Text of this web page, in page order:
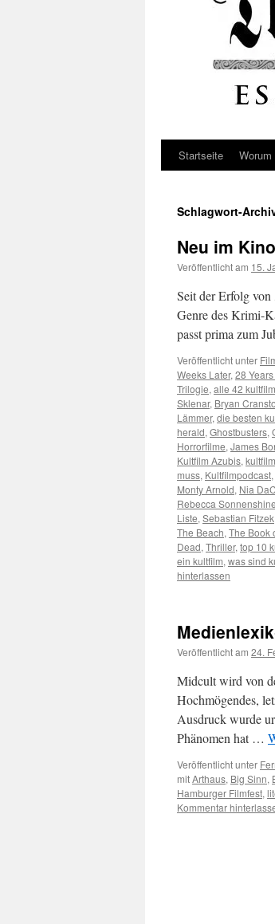
Startseite Worum
Schlagwort-
Neu im
Veröffentlicht am 15.
Seit der Erfolg von
Genre des Krimi-
passt prima zum
Veröffentlicht unter
Weeks Later, 28
Trilogie, alle 42
Sklenar, Bryan
Lämmer, die besten
herald, Ghostbusters,
Horrorfilme, James
Kultfilm Azubis,
muss, Kultfilmpodcast,
Monty Arnold, Nia
Rebecca Sonnenshine
Liste, Sebastian Fitzek
The Beach, The Book
Dead, Thriller, top 10
ein kultfilm, was sind
hinterlassen
Veröffentlicht am 24.
Midcult wird von
Hochmögendes,
Ausdruck wurde
Phänomen hat …
Veröffentlicht unter
mitArthaus, Big Sinn,
Hamburger Filmfest,
Kommentar